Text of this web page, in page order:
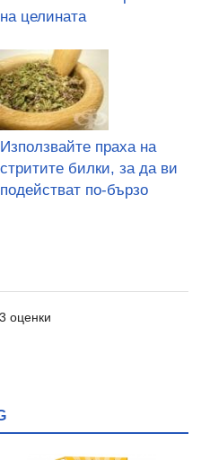
на целината
Използвайте праха на
стритите билки, за да ви
подействат по-бързо
оценки